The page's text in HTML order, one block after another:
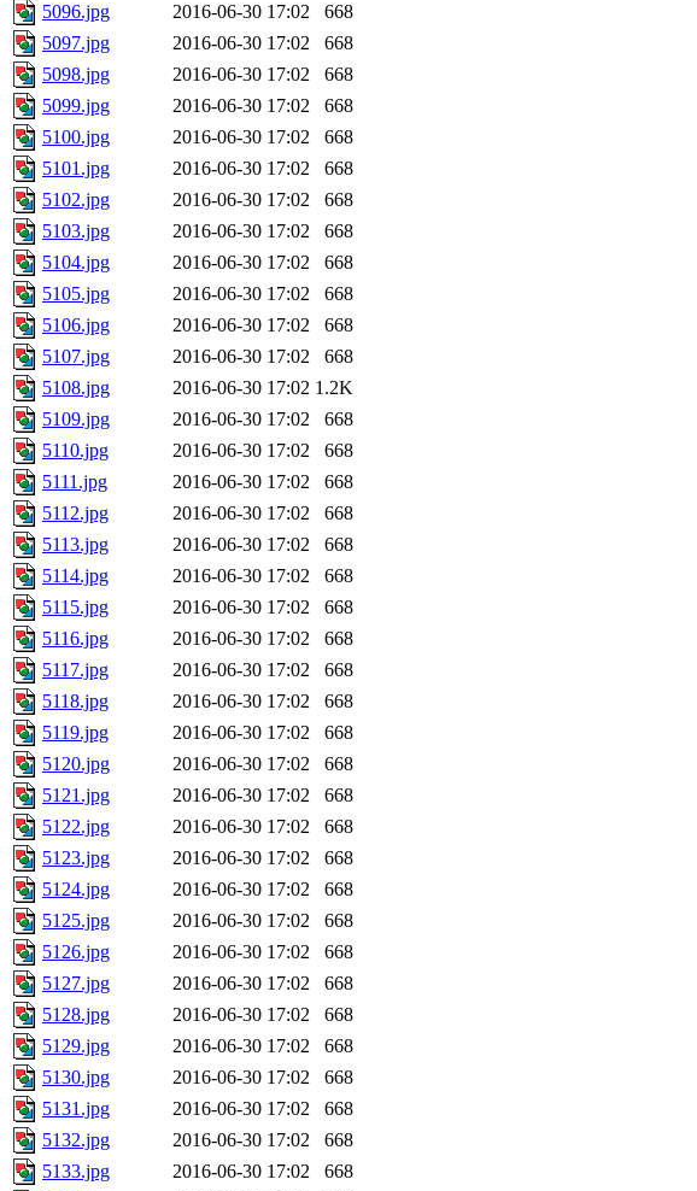
5096.jpg
2016-06-30 17:02
668
5097.jpg
2016-06-30 17:02
668
5098.jpg
2016-06-30 17:02
668
5099.jpg
2016-06-30 17:02
668
5100.jpg
2016-06-30 17:02
668
5101.jpg
2016-06-30 17:02
668
5102.jpg
2016-06-30 17:02
668
5103.jpg
2016-06-30 17:02
668
5104.jpg
2016-06-30 17:02
668
5105.jpg
2016-06-30 17:02
668
5106.jpg
2016-06-30 17:02
668
5107.jpg
2016-06-30 17:02
668
5108.jpg
2016-06-30 17:02 1.2K
5109.jpg
2016-06-30 17:02
668
5110.jpg
2016-06-30 17:02
668
5111.jpg
2016-06-30 17:02
668
5112.jpg
2016-06-30 17:02
668
5113.jpg
2016-06-30 17:02
668
5114.jpg
2016-06-30 17:02
668
5115.jpg
2016-06-30 17:02
668
5116.jpg
2016-06-30 17:02
668
5117.jpg
2016-06-30 17:02
668
5118.jpg
2016-06-30 17:02
668
5119.jpg
2016-06-30 17:02
668
5120.jpg
2016-06-30 17:02
668
5121.jpg
2016-06-30 17:02
668
5122.jpg
2016-06-30 17:02
668
5123.jpg
2016-06-30 17:02
668
5124.jpg
2016-06-30 17:02
668
5125.jpg
2016-06-30 17:02
668
5126.jpg
2016-06-30 17:02
668
5127.jpg
2016-06-30 17:02
668
5128.jpg
2016-06-30 17:02
668
5129.jpg
2016-06-30 17:02
668
5130.jpg
2016-06-30 17:02
668
5131.jpg
2016-06-30 17:02
668
5132.jpg
2016-06-30 17:02
668
5133.jpg
2016-06-30 17:02
668